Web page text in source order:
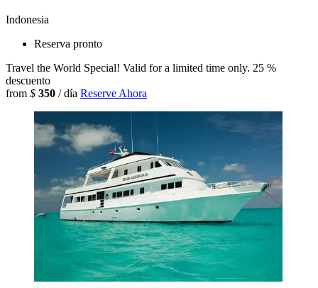
Indonesia
Reserva pronto
Travel the World Special! Valid for a limited time only. 25 %
descuento
from $ 350 / día Reserve Ahora